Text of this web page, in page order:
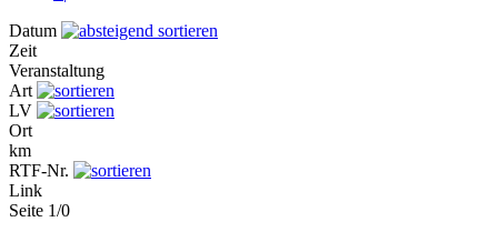
Datum
Zeit
Veranstaltung
Art
LV
Ort
km
RTF-Nr.
Link
Seite 1/0